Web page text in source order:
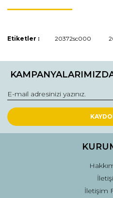
Bu ürünün fiyat bilgisi, resim,
Ürün açıklamasında eksik
Ürün bilgilerinde hatalar
Bu ürüne benzer farklı
Etiketler : 20372sc000
İletişim